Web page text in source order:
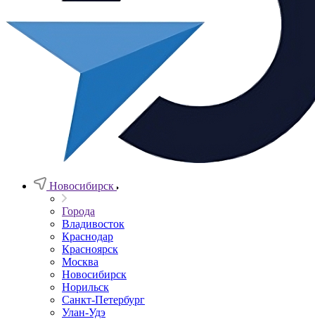
Новосибирск
Города
Владивосток
Краснодар
Красноярск
Москва
Новосибирск
Норильск
Санкт-Петербург
Улан-Удэ